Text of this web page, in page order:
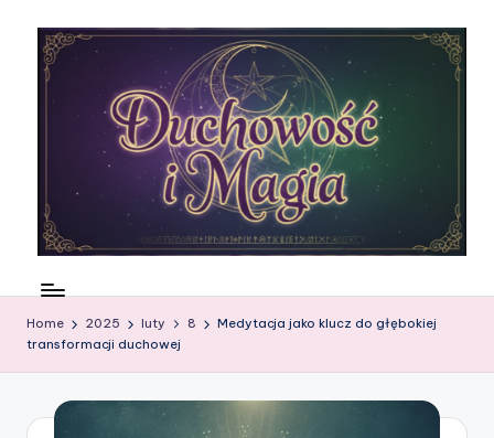
content
m
a
rt
Home 2025 luty 8
Medytacja jako klucz do głębokiej
transformacji duchowej